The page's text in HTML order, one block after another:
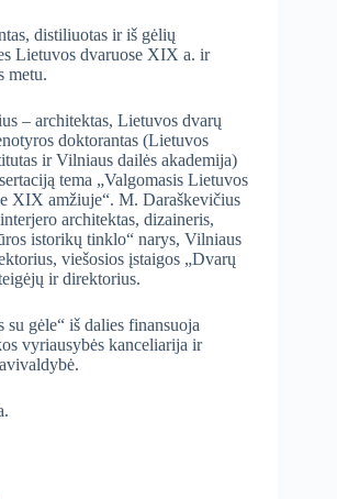
distiliuotas ir iš gėlių
Lietuvos dvaruose XIX a. ir
metu.
– architektas, Lietuvos dvarų
doktorantas (Lietuvos
ir Vilniaus dailės akademija)
tema „Valgomasis Lietuvos
XIX amžiuje“. M. Daraškevičius
architektas, dizaineris,
istorikų tinklo“ narys, Vilniaus
viešosios įstaigos „Dvarų
ir direktorius.
su gėle“ iš dalies finansuoja
vyriausybės kanceliarija ir